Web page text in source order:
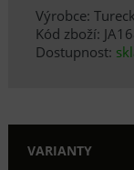
Výrobce:
Kód zboží:
Dostupnost:
VARIANTY